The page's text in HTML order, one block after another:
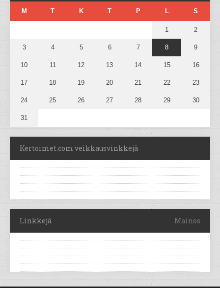
M T K T P L S
1 2
3 4 5 6 7 8 9
10 11 12 13 14 15 16
17 18 19 20 21 22 23
24 25 26 27 28 29 30
31
Kertoimet.com veikkausvinkkejä
Linkkejä Mainos